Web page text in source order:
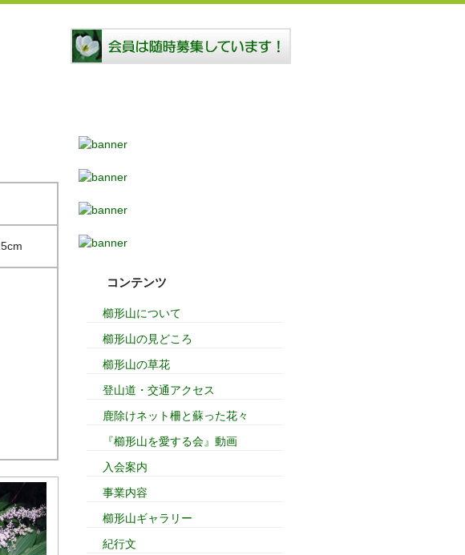
コンテンツ
櫛形山について
櫛形山の見どころ
櫛形山の草花
登山道・交通アクセス
鹿除けネット柵と蘇った花々
『櫛形山を愛する会』動画
入会案内
事業内容
櫛形山ギャラリー
紀行文